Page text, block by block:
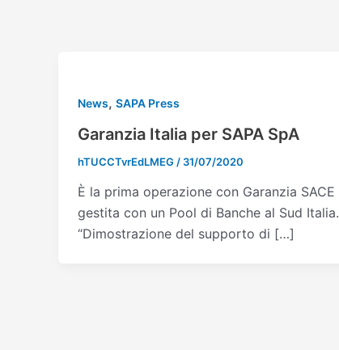
News, SAPA Press
Garanzia Italia per SAPA SpA
hTUCCTvrEdLMEG / 31/07/2020
È la prima operazione con Garanzia SACE
gestita con un Pool di Banche al Sud Italia.
“Dimostrazione del supporto di […]